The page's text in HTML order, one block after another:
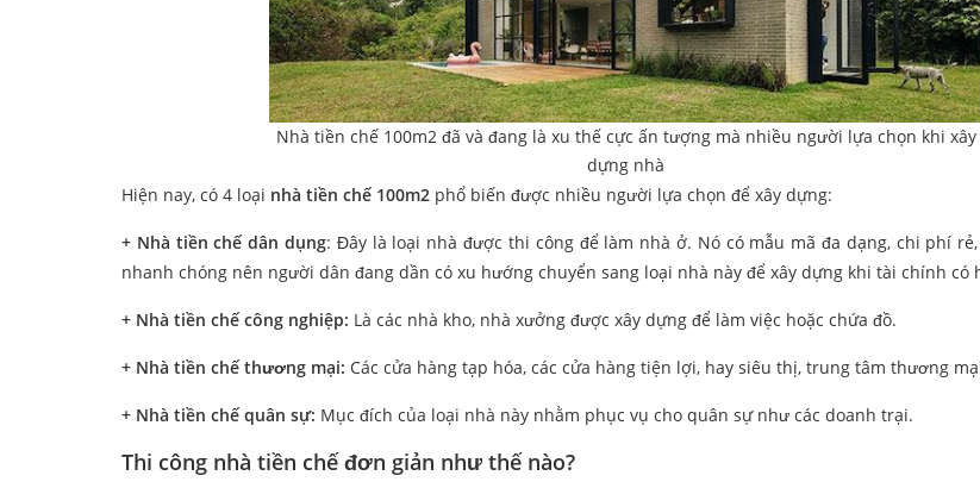
Nhà tiền chế 100m2 đã và đang là xu thế cực ấn tượng mà nhiều người lựa chọn khi xây
dựng nhà
Hiện nay, có 4 loại nhà tiền chế 100m2 phổ biến được nhiều người lựa chọn để xây dựng:
+ Nhà tiền chế dân dụng: Đây là loại nhà được thi công để làm nhà ở. Nó có mẫu mã đa dạng, chi phí
nhanh chóng nên người dân đang dần có xu hướng chuyển sang loại nhà này để xây dựng khi tài chính có
+ Nhà tiền chế công nghiệp: Là các nhà kho, nhà xưởng được xây dựng để làm việc hoặc chứa đồ.
+ Nhà tiền chế thương mại: Các cửa hàng tạp hóa, các cửa hàng tiện lợi, hay siêu thị, trung tâm thương
+ Nhà tiền chế quân sự: Mục đích của loại nhà này nhằm phục vụ cho quân sự như các doanh trại.
Thi công nhà tiền chế đơn giản như thế nào?